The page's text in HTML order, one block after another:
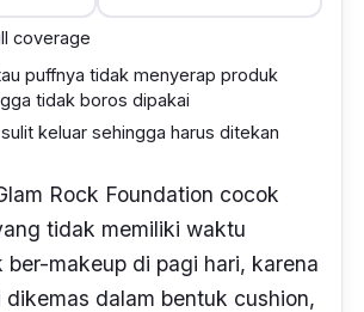
coverage
puffnya tidak menyerap produk
tidak boros dipakai
keluar sehingga harus ditekan
Rock Foundation cocok
tidak memiliki waktu
ber-makeup di pagi hari, karena
dikemas dalam bentuk cushion,